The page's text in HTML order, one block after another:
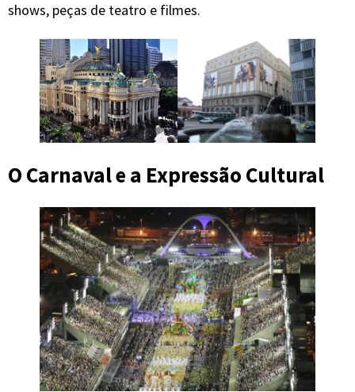
shows, peças de teatro e filmes.
O Carnaval e a Expressão Cultural